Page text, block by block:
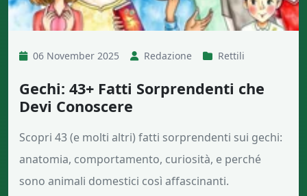
06 November 2025 Redazione Rettili
Gechi: 43+ Fatti Sorprendenti che
Devi Conoscere
Scopri 43 (e molti altri) fatti sorprendenti sui gechi:
anatomia, comportamento, curiosità, e perché
sono animali domestici così affascinanti.